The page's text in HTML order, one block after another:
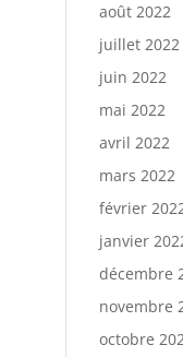
août 2022
juillet 2022
juin 2022
mai 2022
avril 2022
mars 2022
février
janvier
décembre
novembre
octobre